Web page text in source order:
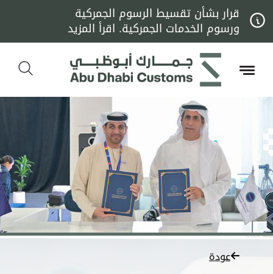
قرار بشأن تقسيط الرسوم الجمركية
ورسوم الخدمات الجمركية. اقرأ المزيد
عودة